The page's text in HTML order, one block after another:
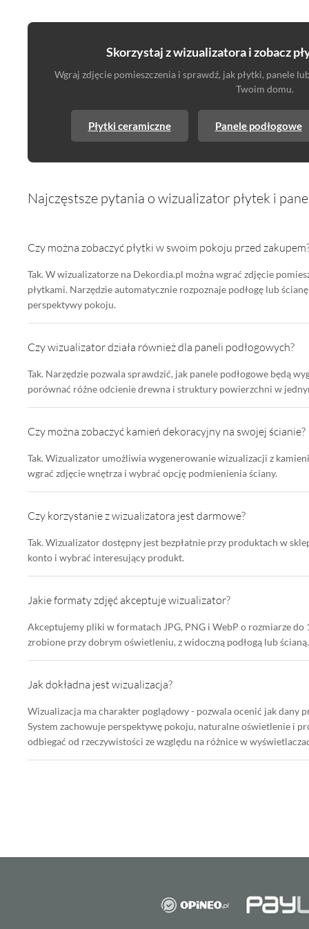
Skorzystaj z wizualizatora i zobacz
Wgraj zdjęcie pomieszczenia i sprawdź, jak płytki, panele
Twoim domu.
Płytki ceramiczne Panele podłogowe
Najczęstsze pytania o wizualizator płytek i
Czy można zobaczyć płytki w swoim pokoju przed
Tak. W wizualizatorze na Dekordia.pl można wgrać zdjęcie
płytkami. Narzędzie automatycznie rozpoznaje podłogę lub
perspektywy pokoju.
Czy wizualizator działa również dla paneli podłogowych?
Tak. Narzędzie pozwala sprawdzić, jak panele podłogowe będą
porównać różne odcienie drewna i struktury powierzchni w
Czy można zobaczyć kamień dekoracyjny na swojej ścianie?
Tak. Wizualizator umożliwia wygenerowanie wizualizacji z
wgrać zdjęcie wnętrza i wybrać opcję podmienienia ściany.
Czy korzystanie z wizualizatora jest darmowe?
Tak. Wizualizator dostępny jest bezpłatnie przy produktach w
konto i wybrać interesujący produkt.
Jakie formaty zdjęć akceptuje wizualizator?
Akceptujemy pliki w formatach JPG, PNG i WebP o rozmiarze do
zrobione przy dobrym oświetleniu, z widoczną podłogą lub ścianą.
Jak dokładna jest wizualizacja?
Wizualizacja ma charakter poglądowy - pozwala ocenić jak dany
System zachowuje perspektywę pokoju, naturalne oświetlenie i
odbiegać od rzeczywistości ze względu na różnice w